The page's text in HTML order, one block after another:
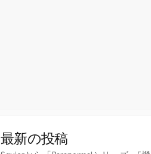
最新の投稿